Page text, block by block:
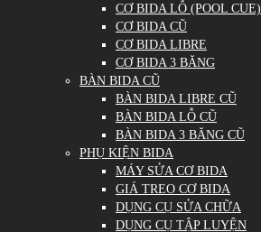
CƠ BIDA LỖ (POOL CUE)
CƠ BIDA CŨ
CƠ BIDA LIBRE
CƠ BIDA 3 BĂNG
BÀN BIDA CŨ
BÀN BIDA LIBRE CŨ
BÀN BIDA LỖ CŨ
BÀN BIDA 3 BĂNG CŨ
PHỤ KIỆN BIDA
MÁY SỬA CƠ BIDA
GIÁ TREO CƠ BIDA
DỤNG CỤ SỬA CHỮA
DỤNG CỤ TẬP LUYỆN